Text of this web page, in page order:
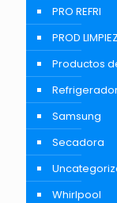
PRO REFRI
PROD
Productos
Samsung
Secadora
Whirlpool